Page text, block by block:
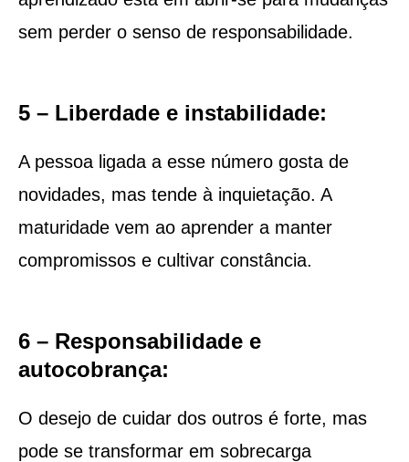
sem perder o senso de responsabilidade.
5 – Liberdade e instabilidade:
A pessoa ligada a esse número gosta de
novidades, mas tende à inquietação. A
maturidade vem ao aprender a manter
compromissos e cultivar constância.
6 – Responsabilidade e
autocobrança:
O desejo de cuidar dos outros é forte, mas
pode se transformar em sobrecarga